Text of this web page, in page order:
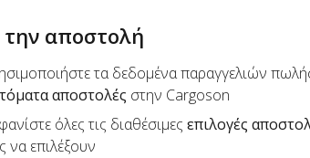
την αποστολή
τα δεδομένα παραγγελιών
αποστολές στην Cargoson
όλες τις διαθέσιμες επιλογές
να επιλέξουν